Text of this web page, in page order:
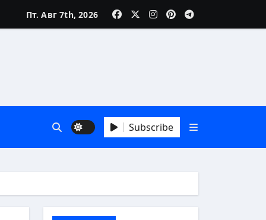
Пт. Авг 7th, 2026
Subscribe